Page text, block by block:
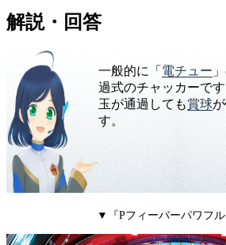
解説・回答
一般的に「 電チュー
過式のチャッカーです
玉が通過しても賞球
す。
▼『Pフィーバーパワフル